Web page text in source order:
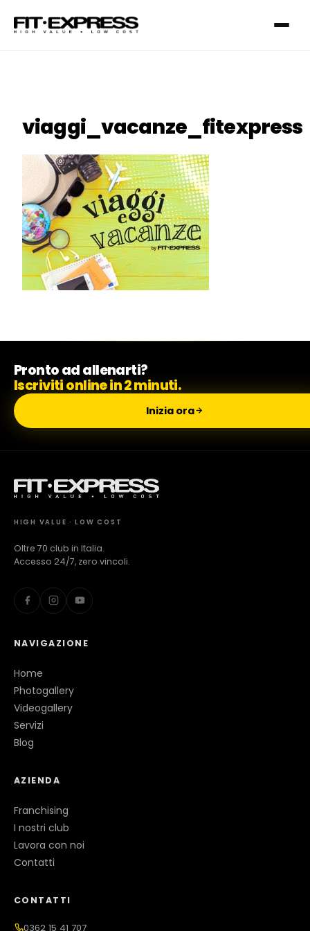
FRANCHISING
SERVIZI
I NOSTRI CLUB
CONTATTI
Milano Missaglia
Lido di Camaiore
viaggi_vacanze_fitexpress
Pronto ad allenarti?
Iscriviti online in 2 minuti.
Inizia ora
HIGH VALUE · LOW COST
Oltre 70 club in Italia.
Accesso 24/7, zero vincoli.
NAVIGAZIONE
Home
Photogallery
Videogallery
Servizi
Blog
AZIENDA
Franchising
I nostri club
Lavora con noi
Contatti
CONTATTI
0362 15 41 707